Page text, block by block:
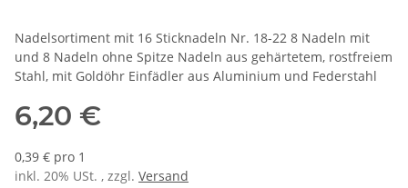
Nadelsortiment mit 16 Sticknadeln Nr. 18-22 8 Nadeln mit
und 8 Nadeln ohne Spitze Nadeln aus gehärtetem, rostfreiem
Stahl, mit Goldöhr Einfädler aus Aluminium und Federstahl
6,20 €
0,39 € pro 1
inkl. 20% USt. , zzgl. Versand